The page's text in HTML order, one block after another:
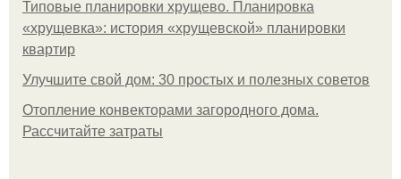
Типовые планировки хрущево. Планировка
«хрущевка»: история «хрущевской» планировки
квартир
Улучшите свой дом: 30 простых и полезных советов
Отопление конвекторами загородного дома.
Рассчитайте затраты